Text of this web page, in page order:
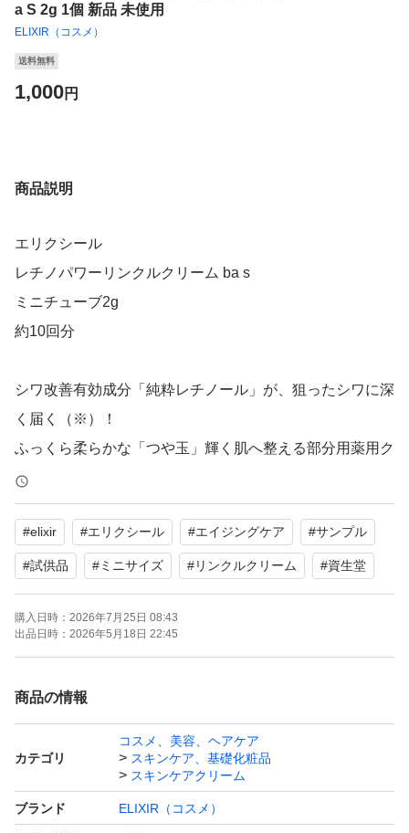
a S 2g 1個 新品 未使用
ELIXIR（コスメ）
送料無料
1,000円
商品説明
エリクシール
レチノパワーリンクルクリーム ba s
ミニチューブ2g
約10回分
シワ改善有効成分「純粋レチノール」が、狙ったシワに深
く届く（※）！
ふっくら柔らかな「つや玉」輝く肌へ整える部分用薬用ク
リーム。
※角層まで
【使用方法】朝と夜のお手入れの最後に、小さなパール粒
1コ分を指先にとり、目や口のまわりなど、シワが気にな
る部分にやさしくなじませます。
本品購入前のお試しやトラベルに如何ですか
#elixir #エリクシール #エイジングケア #サンプル
#試供品 #ミニサイズ #リンクルクリーム #資生堂
購入日時： 2026年7月25日 08:43
出品日時： 2026年5月18日 22:45
商品の情報
カテゴリ
コスメ、美容、ヘアケア
スキンケア、基礎化粧品
スキンケアクリーム
ブランド ELIXIR（コスメ）